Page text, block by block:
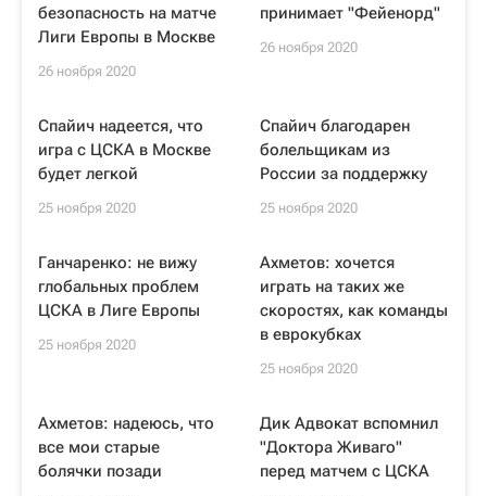
безопасность на матче
Лиги Европы в Москве
26 ноября 2020
принимает "Фейенорд"
26 ноября 2020
Спайич надеется, что
игра с ЦСКА в Москве
будет легкой
25 ноября 2020
Спайич благодарен
болельщикам из
России за поддержку
25 ноября 2020
Ганчаренко: не вижу
глобальных проблем
ЦСКА в Лиге Европы
25 ноября 2020
Ахметов: хочется
играть на таких же
скоростях, как команды
в еврокубках
25 ноября 2020
Ахметов: надеюсь, что
все мои старые
болячки позади
Дик Адвокат вспомнил
"Доктора Живаго"
перед матчем с ЦСКА